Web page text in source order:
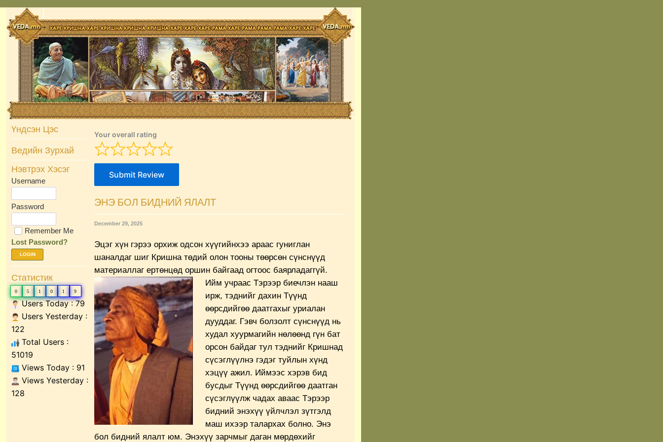
Skip
content
Үндсэн Цэс
Ведийн Зурхай
Нэвтрэх Хэсэг
Username
Password
Remember Me
Lost Password?
LOGIN
Статистик
0 5 1 0 1 9
Users Today : 79
Users Yesterday :
122
Total Users :
51019
Views Today : 91
Views Yesterday :
128
Your overall rating
Submit Review
ЭНЭ БОЛ БИДНИЙ ЯЛАЛТ
December 29, 2025
Эцэг хүн гэрээ орхиж одсон хүүгийнхээ араас гуниглан
шаналдаг шиг Кришна төдий олон тооны төөрсөн сүнснүүд
материаллаг ертөнцөд оршин байгаад огтоос баярладаггүй.
Ийм учраас Тэрээр биечлэн нааш
ирж, тэднийг дахин Түүнд
өөрсдийгөө даатгахыг уриалан
дууддаг. Гэвч болзолт сүнснүүд нь
худал хуурмагийн нөлөөнд гүн бат
орсон байдаг тул тэднийг Кришнад
сүсэглүүлнэ гэдэг туйлын хүнд
хэцүү ажил. Иймээс хэрэв бид
бусдыг Түүнд өөрсдийгөө даатган
сүсэглүүлж чадах аваас Тэрээр
бидний энэхүү үйлчлэл зүтгэлд
маш ихээр талархах болно. Энэ
бол бидний ялалт юм. Энэхүү зарчмыг даган мөрдөхийг